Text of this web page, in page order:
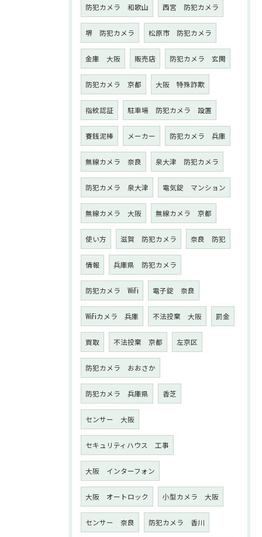
防犯カメラ 和歌山 西宮 防犯カメラ
堺 防犯カメラ 松原市 防犯カメラ
金庫 大阪 販売店 防犯カメラ 玄関
防犯カメラ 京都 大阪 特殊詐欺
指紋認証 駐車場 防犯カメラ 設置
賽銭泥棒 メーカー 防犯カメラ 兵庫
無線カメラ 奈良 泉大津 防犯カメラ
防犯カメラ 泉大津 電気錠 マンション
無線カメラ 大阪 無線カメラ 京都
使い方 滋賀 防犯カメラ 奈良 防犯
情報 兵庫県 防犯カメラ
防犯カメラ WiFi 電子錠 奈良
WiFiカメラ 兵庫 不法投棄 大阪 罰金
買取 不法投棄 京都 左京区
防犯カメラ おおさか
防犯カメラ 兵庫県 香芝
センサー 大阪
セキュリティハウス 工事
大阪 インターフォン
大阪 オートロック 小型カメラ 大阪
センサー 奈良 防犯カメラ 香川